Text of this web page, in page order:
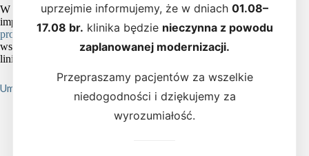
W Trio-Dent leczenie implantologiczne może wymagać współpracy
implantologa, chirurga, protetyka, periodontologa i technika
protetyki stomatologicznej. Dzięki temu plan obejmuje nie tylko
wszczepienie implantu, ale także kształt przyszłej korony, przebieg
linii dziąseł i funkcję zgryzu.
Umów wizytę
uprzejmie informujemy, że w dniach 01.08–
17.08 br. klinika będzie nieczynna z powodu
zaplanowanej modernizacji.
Przepraszamy pacjentów za wszelkie
niedogodności i dziękujemy za
wyrozumiałość.